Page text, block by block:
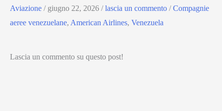
Aviazione / giugno 22, 2026 /lascia un commento /Compagnie
aeree venezuelane, American Airlines, Venezuela
Lascia un commento su questo post!